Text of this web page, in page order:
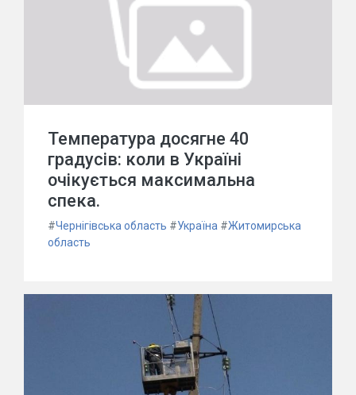
Температура досягне 40
градусів: коли в Україні
очікується максимальна
спека.
#Чернігівська область #Україна #Житомирська
область